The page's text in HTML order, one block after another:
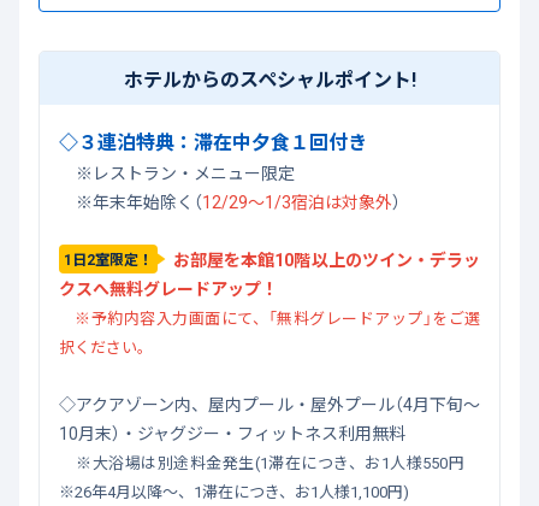
ホテルからのスペシャルポイント!
◇３連泊特典：滞在中夕食１回付き
※レストラン・メニュー限定
※年末年始除く（12/29～1/3宿泊は対象外）
1日2室限定！
お部屋を本館10階以上のツイン・デラッ
クスへ無料グレードアップ！
※予約内容入力画面にて、「無料グレードアップ」をご選
択ください。
◇アクアゾーン内、屋内プール・屋外プール（4月下旬～
10月末）・ジャグジー・フィットネス利用無料
※大浴場は別途料金発生(1滞在につき、お1人様550円
※26年4月以降～、1滞在につき、お1人様1,100円)